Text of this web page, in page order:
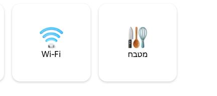
מטבח Wi‑Fi